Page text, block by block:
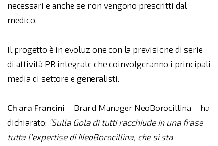
necessari e anche se non vengono prescritti dal
medico.
Il progetto è in evoluzione con la previsione di serie
di attività PR integrate che coinvolgeranno i principali
media di settore e generalisti.
Chiara Francini – Brand Manager NeoBorocillina – ha
dichiarato: “Sulla Gola di tutti racchiude in una frase
tutta l’expertise di NeoBorocillina, che si sta